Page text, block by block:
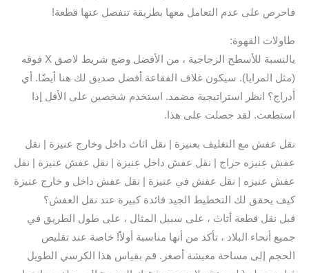
فاحرص على عدم التعامل معها بطريقة تنفصل عنها قطعة!
طاولات القهوة:
بالنسبة للأسطح الزجاجية ، من الأفضل وضع شريط لاصق X فوقه
(مثل المرايا). سيكون غلاف الفقاعة أفضل صديق لك هنا أيضًا. أي
أدراج؟ انظر استراتيجية مضمد. استخدم شخصين على الأقل إذا
استطعت. لقد حصلت على هذا.
نقل عفش مع التغليف بعنيزة | نقل اثاث داخل وخارج عنيزة | نقل
عفش عنيزه حراج | نقل عفش داخل عنيزة | نقل عفش عنيزة | نقل
عفش عنيزه | نقل عفش في عنيزة | نقل عفش داخل و خارج عنيزة
كيف يحقق لك التخطيط الجيد فائدة كبيرة عند نقل العفش؟
قبل نقل قطعة أثاث ، على سبيل المثال ، على طول الطريق في
جميع أنحاء البلاد ، تأكد من أنها مناسبة أولاً! خاصة عند تقليص
الحجم إلى مساحة معيشة أصغر. قم بقياس هذا الكرسي الطويل